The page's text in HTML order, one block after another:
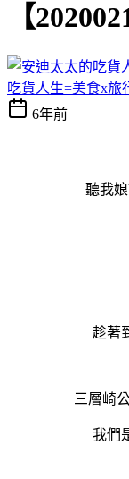
【
吃貨人生=美食x旅
6年前
聽我
趁著
三層崎
我們